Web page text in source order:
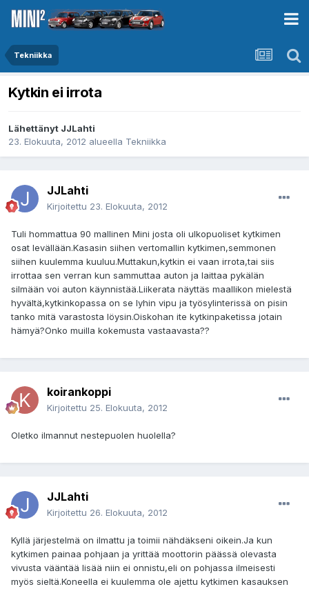
Tekniikka
Kytkin ei irrota
Lähettänyt JJLahti
23. Elokuuta, 2012 alueella Tekniikka
JJLahti
Kirjoitettu 23. Elokuuta, 2012
Tuli hommattua 90 mallinen Mini josta oli ulkopuoliset kytkimen
osat levällään.Kasasin siihen vertomallin kytkimen,semmonen
siihen kuulemma kuuluu.Muttakun,kytkin ei vaan irrota,tai siis
irrottaa sen verran kun sammuttaa auton ja laittaa pykälän
silmään voi auton käynnistää.Liikerata näyttäs maallikon mielestä
hyvältä,kytkinkopassa on se lyhin vipu ja työsylinterissä on pisin
tanko mitä varastosta löysin.Oiskohan ite kytkinpaketissa jotain
hämyä?Onko muilla kokemusta vastaavasta??
koirankoppi
Kirjoitettu 25. Elokuuta, 2012
Oletko ilmannut nestepuolen huolella?
JJLahti
Kirjoitettu 26. Elokuuta, 2012
Kyllä järjestelmä on ilmattu ja toimii nähdäkseni oikein.Ja kun
kytkimen painaa pohjaan ja yrittää moottorin päässä olevasta
vivusta vääntää lisää niin ei onnistu,eli on pohjassa ilmeisesti
myös sieltä.Koneella ei kuulemma ole ajettu kytkimen kasauksen